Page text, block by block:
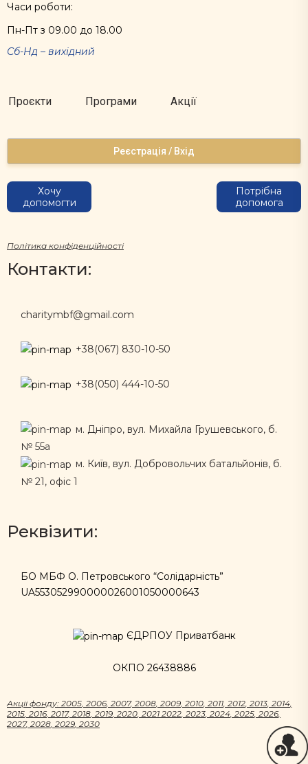
Часи роботи:
Пн-Пт з 09.00 до 18.00
Сб-Нд – вихідний
Проєкти Програми Акції
Реєстрація / Вхід
Хочу
допомогти
Потрібна
допомога
Політика конфіденційності
Контакти:
charitymbf@gmail.com
+38(067) 830-10-50
+38(050) 444-10-50
м. Дніпро, вул. Михайла Грушевського, б.
№ 55а
м. Київ, вул. Добровольчих батальйонів, б.
№ 21, офіс 1
Реквізити:
БО МБФ О. Петровського “Солідарність”
UA553052990000026001050000643
ЄДРПОУ Приватбанк
ОКПО 26438886
Акцii фонду: 2005, 2006, 2007, 2008, 2009, 2010, 2011, 2012, 2013, 2014,
2015, 2016, 2017, 2018, 2019, 2020, 2021 2022, 2023, 2024, 2025, 2026,
2027, 2028, 2029, 2030